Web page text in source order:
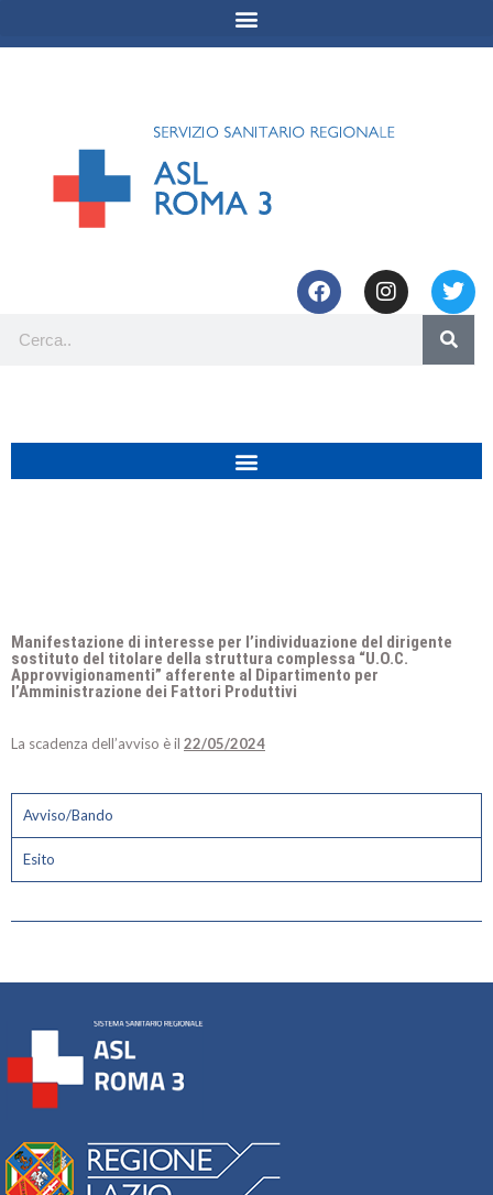
Manifestazione di interesse per l’individuazione del dirigente
sostituto del titolare della struttura complessa “U.O.C.
Approvvigionamenti” afferente al Dipartimento per
l’Amministrazione dei Fattori Produttivi
La scadenza dell’avviso è il 22/05/2024
Avviso/Bando
Esito